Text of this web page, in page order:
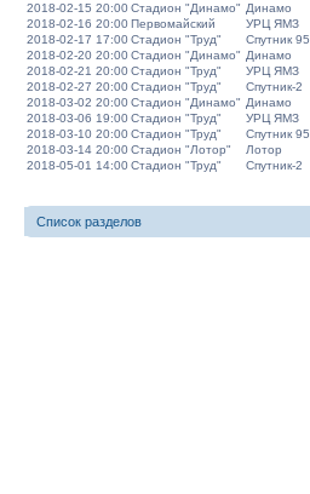
2018-02-15 20:00Стадион "Динамо" Динамо
2018-02-16 20:00Первомайский УРЦ ЯМЗ
2018-02-17 17:00Стадион "Труд" Спутник 95
2018-02-20 20:00Стадион "Динамо" Динамо
2018-02-21 20:00Стадион "Труд" УРЦ ЯМЗ
2018-02-27 20:00Стадион "Труд" Спутник-2
2018-03-02 20:00Стадион "Динамо" Динамо
2018-03-06 19:00Стадион "Труд" УРЦ ЯМЗ
2018-03-10 20:00Стадион "Труд" Спутник 95
2018-03-14 20:00Стадион "Лотор" Лотор
2018-05-01 14:00Стадион "Труд" Спутник-2
Список разделов